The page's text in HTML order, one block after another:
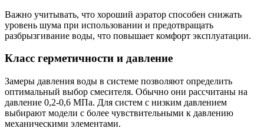
Важно учитывать, что хороший аэратор способен снижать
уровень шума при использовании и предотвращать
разбрызгивание воды, что повышает комфорт эксплуатации.
Класс герметичности и давление
Замеры давления воды в системе позволяют определить
оптимальный выбор смесителя. Обычно они рассчитаны на
давление 0,2-0,6 МПа. Для систем с низким давлением
выбирают модели с более чувствительными к давлению
механическими элементами.